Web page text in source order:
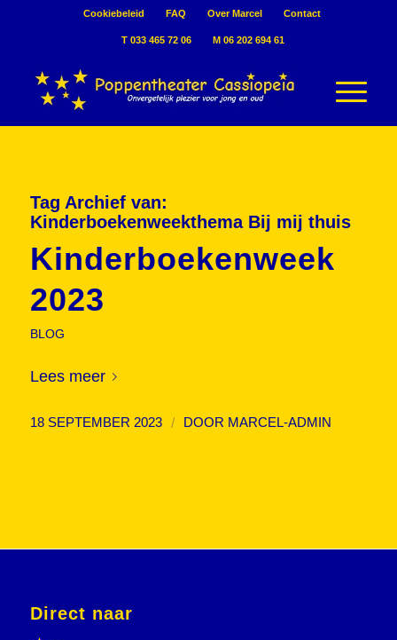
Cookiebeleid FAQ Over Marcel Contact
T 033 465 72 06 M 06 202 694 61
Tag Archief van:
Kinderboekenweekthema Bij mij thuis
Kinderboekenweek
2023
BLOG
Lees meer
18 SEPTEMBER 2023 / DOOR MARCEL-ADMIN
Direct naar